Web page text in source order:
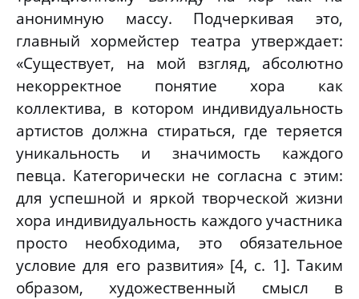
анонимную массу. Подчеркивая это,
главный хормейстер театра утверждает:
«Существует, на мой взгляд, абсолютно
некорректное понятие хора как
коллектива, в котором индивидуальность
артистов должна стираться, где теряется
уникальность и значимость каждого
певца. Категорически не согласна с этим:
для успешной и яркой творческой жизни
хора индивидуальность каждого участника
просто необходима, это обязательное
условие для его развития» [4, с. 1]. Таким
образом, художественный смысл в